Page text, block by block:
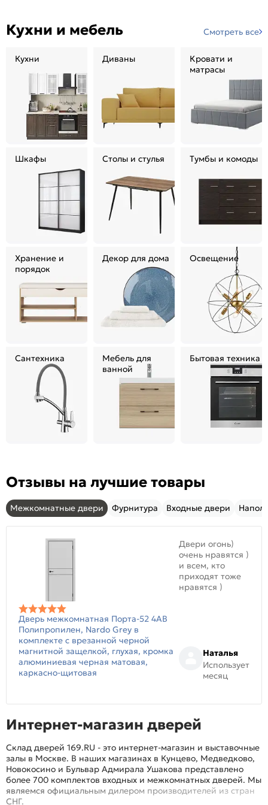
Кухни и мебель Смотреть все
Кухни Диваны
Кровати и
матрасы
Шкафы Столы и стулья Тумбы и комоды
Хранение и
порядок
Декор для дома Освещение
Сантехника
Мебель для
ванной
Бытовая техника
Отзывы на лучшие товары
Межкомнатные двери Фурнитура Входные двери
Дверь межкомнатная Порта-52 4AB
Полипропилен, Nardo Grey в
комплекте с врезанной черной
магнитной защелкой, глухая, кромка
алюминиевая черная матовая,
каркасно-щитовая
Двери огонь)
очень нравятся )
и всем, кто
приходят тоже
нравятся )
Наталья
Использует
месяц
Интернет-магазин дверей
Склад дверей 169.RU - это интернет-магазин и выставочные
залы в Москве. В наших магазинах в Кунцево, Медведково,
Новокосино и Бульвар Адмирала Ушакова представлено
более 700 комплектов входных и межкомнатных дверей. Мы
являемся официальным дилером производителей из стран
СНГ.